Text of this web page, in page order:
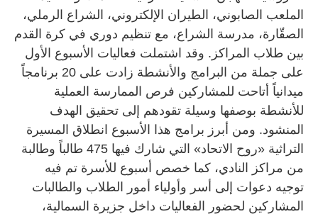
الملعب الصابوني، الطيران الإلكتروني، الشراع الرملي،
الصقّارة، مدرسة الشراع، مع تنظيم دوري في كرة القدم
بين طلاب المراكز. وقد اشتملت فعاليات الأسبوع الأول
على جملة من البرامج والأنشطة زادت على ‬20 برنامجاً
ميدانياً أتاحت للمشاركين فرص الممارسة العملية
للأنشطة بوصفها وسيلة تقودهم إلى تحقيق الهدف
المنشود. ومن أبرز برامج هذا الأسبوع انطلاق المسيرة
التراثية «روح الاتحاد» التي شارك فيها ‬475 طالباً وطالبة
من مراكز النادي، كما خصص أسبوع للأسرة تم فيه
توجيه دعوات إلى أسر وأولياء أمور الطلاب والطالبات
المشاركين لحضور الفعاليات داخل جزيرة السمالية،